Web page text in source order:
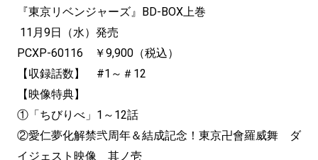
『東京リベンジャーズ』BD-BOX上巻
11月9日（水）発売
PCXP-60116 ￥9,900（税込）
【収録話数】 #1～＃12
【映像特典】
①「ちびりべ」1～12話
②愛仁夢化解禁弐周年＆結成記念！東京卍會羅威舞 ダ
イジェスト映像 其ノ壱